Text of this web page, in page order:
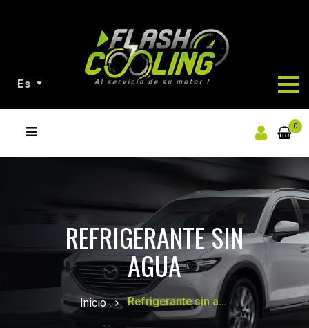
Es
0
REFRIGERANTE SIN
AGUA
Inicio Refrigerante sin agua